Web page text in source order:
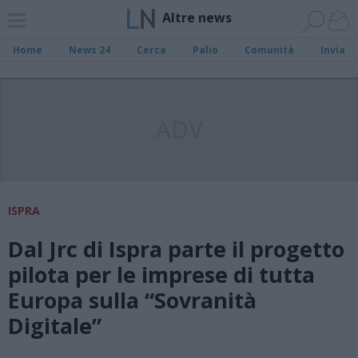
Altre news
Home News 24 Cerca Palio Comunità Invia
ISPRA
Dal Jrc di Ispra parte il progetto
pilota per le imprese di tutta
Europa sulla “Sovranità
Digitale”